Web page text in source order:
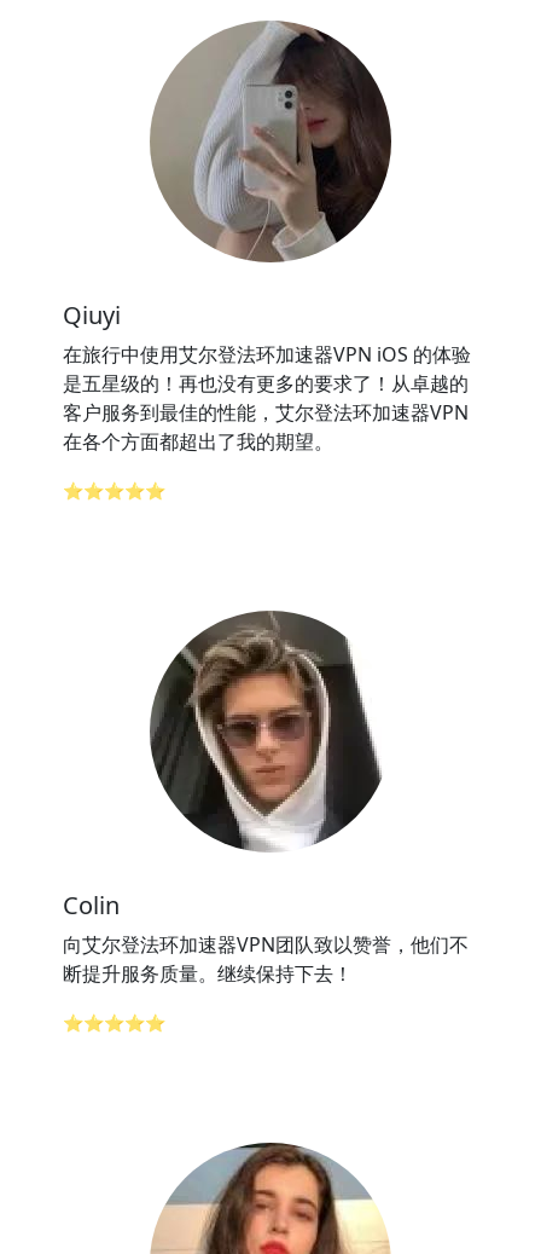
Qiuyi
在旅行中使用艾尔登法环加速器VPN iOS 的体验
是五星级的！再也没有更多的要求了！从卓越的
客户服务到最佳的性能，艾尔登法环加速器VPN
在各个方面都超出了我的期望。
⭐⭐⭐⭐⭐
Colin
向艾尔登法环加速器VPN团队致以赞誉，他们不
断提升服务质量。继续保持下去！
⭐⭐⭐⭐⭐